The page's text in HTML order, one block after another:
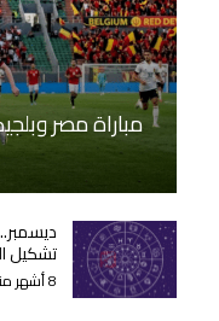
مباراة مصر
تشكيل
8 أشهر منذ